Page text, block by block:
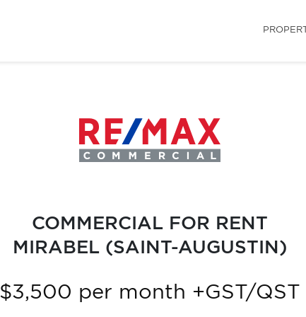
COMMERCIAL FOR RENT
MIRABEL (SAINT-AUGUSTIN)
$3,500 per month +GST/QST